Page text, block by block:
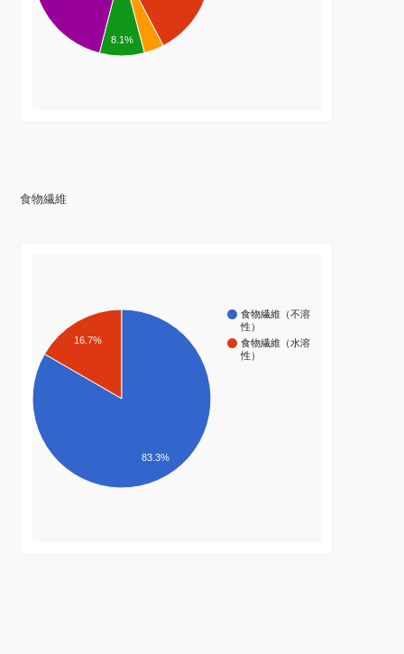
8.1%
食物繊維
食物繊維（不溶
性）
食物繊維（水溶
性）
16.7%
83.3%